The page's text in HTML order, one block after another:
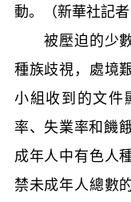
動。（新華社記者
被壓迫的少數
種族歧視，處境
小組收到的文件
率、失業率和饑
成年人中有色人
禁未成年人總數